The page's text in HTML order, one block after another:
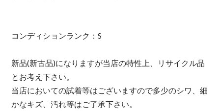
コンディションランク：S
新品(新古品)になりますが当店の特性上、リサイクル品
とお考え下さい。
当店においての試着等はございますので多少のシワ、細
かなキズ、汚れ等はご了承下さい。